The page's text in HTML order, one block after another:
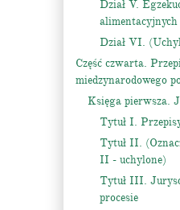
Dział V.
alimentacyjnych
Dział VI.
Część czwarta.
miedzynarodowego
Księga pierwsza.
Tytuł I.
Tytuł II.
II - uchylone)
Tytuł III.
procesie